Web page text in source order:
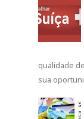
qualidade
sua